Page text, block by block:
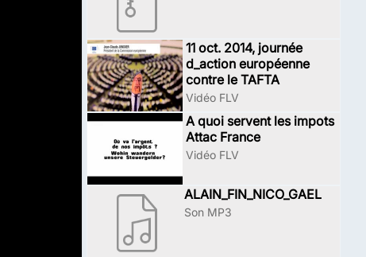
11 oct. 2014, journée
d_action européenne
contre le TAFTA
Vidéo FLV
A quoi servent les impots
Attac France
Vidéo FLV
ALAIN_FIN_NICO_GAEL
Son MP3